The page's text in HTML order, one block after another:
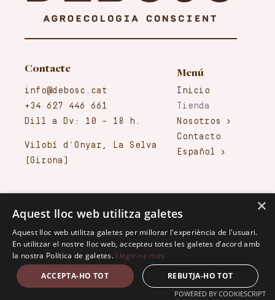
Menú
Inicio
Tienda
Nosotros
Contacto
Español
Contacte
info@debosc.cat
+34 627 446 661
Dill a Dv: 10 – 18 h.
Vilobí d’Onyar, La Selva
(Girona)
Preparación de Pedidos
Gastos de envío
Condiciones de Venta
Entregas y devoluciones
Seguridad y Confidencialidad
×
Aquest lloc web utilitza galetes
Aquest lloc web utilitza galetes per millorar l'experiència de l'usuari.
En utilitzar el nostre lloc web, accepteu totes les galetes d’acord amb
la nostra Política de galetes. Llegir-ne més
ACCEPTA-HO TOT
REBUTJA-HO TOT
POWERED BY COOKIESCRIPT